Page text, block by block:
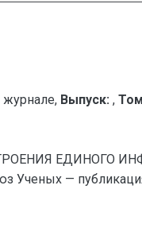
Выпуск: ,
ЕДИНОГО
— публикация